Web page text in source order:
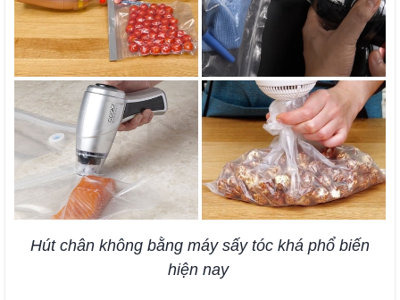
Hút chân không bằng máy sấy tóc khá phổ biến
hiện nay